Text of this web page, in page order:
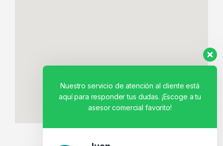
Nuestro servicio de atención al cliente está
aquí para responder tus dudas. ¡Escoge a tu
asesor comercial favorito!